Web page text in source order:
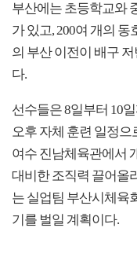
부산에는 초등학교와
가 있고, 200여 개의
의 부산 이전이 배구
다.
선수들은 8일부터 10
오후 자체 훈련 일정으
여수 진남체육관에서
대비한 조직력 끌어올
는 실업팀 부산시체육
기를 벌일 계획이다.